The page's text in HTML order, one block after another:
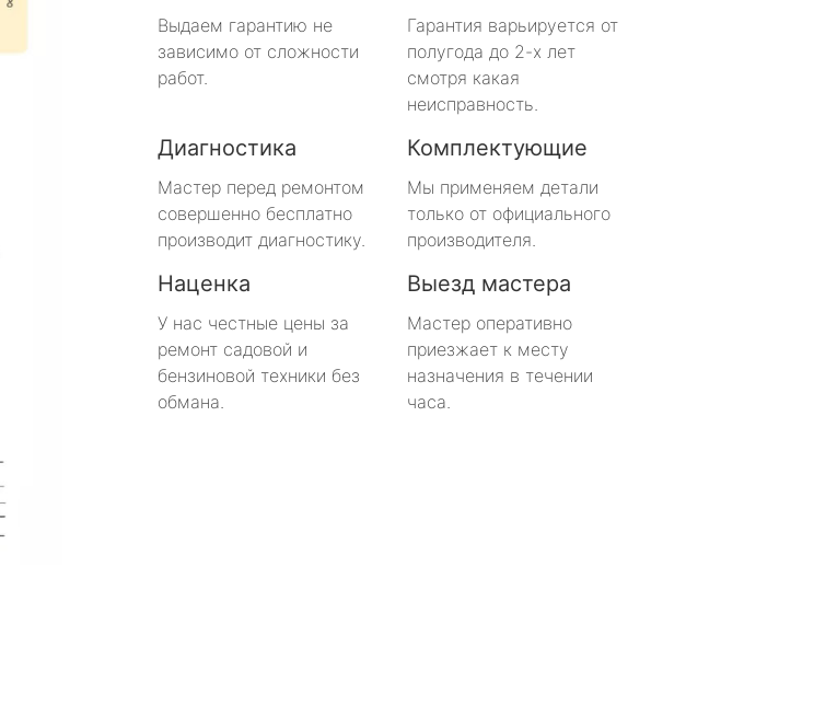
Выдаем гарантию не
зависимо от сложности
работ.
Гарантия варьируется от
полугода до 2-х лет
смотря какая
неисправность.
Диагностика
Мастер перед ремонтом
совершенно бесплатно
производит диагностику.
Комплектующие
Мы применяем детали
только от официального
производителя.
Наценка
У нас честные цены за
ремонт садовой и
бензиновой техники без
обмана.
Выезд мастера
Мастер оперативно
приезжает к месту
назначения в течении
часа.